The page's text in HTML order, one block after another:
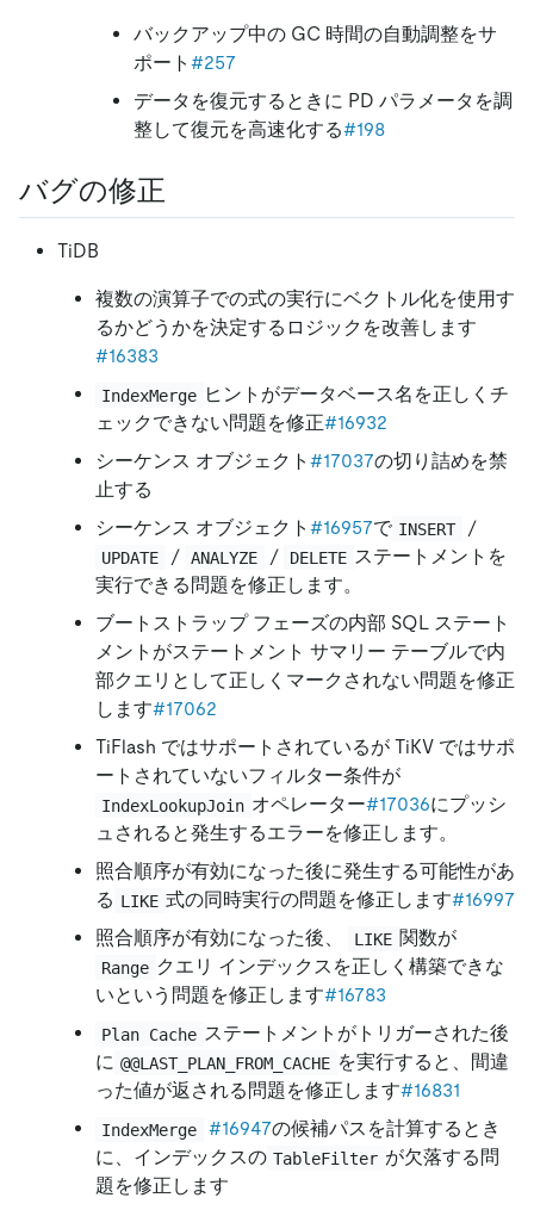
バックアップ中の GC 時間の自動調整をサ
ポート #257
データを復元するときに PD パラメータを調
整して復元を高速化する#198
バグの修正
TiDB
複数の演算子での式の実行にベクトル化を使用す
るかどうかを決定するロジックを改善します
#16383
IndexMerge ヒントがデータベース名を正しくチ
ェックできない問題を修正#16932
シーケンス オブジェクト #17037の切り詰めを禁
止する
シーケンス オブジェクト #16957で INSERT /
UPDATE / ANALYZE / DELETE ステートメントを
実行できる問題を修正します。
ブートストラップ フェーズの内部 SQL ステート
メントがステートメント サマリー テーブルで内
部クエリとして正しくマークされない問題を修正
します#17062
TiFlash ではサポートされているが TiKV ではサポ
ートされていないフィルター条件が
IndexLookupJoin オペレーター#17036にプッシ
ュされると発生するエラーを修正します。
照合順序が有効になった後に発生する可能性があ
る LIKE 式の同時実行の問題を修正します#16997
照合順序が有効になった後、
LIKE 関数が
Range クエリ インデックスを正しく構築できな
いという問題を修正します#16783
Plan Cache ステートメントがトリガーされた後
に @@LAST_PLAN_FROM_CACHE を実行すると、間違
った値が返される問題を修正します#16831
IndexMerge #16947の候補パスを計算するとき
に、インデックスの TableFilter が欠落する問
題を修正します